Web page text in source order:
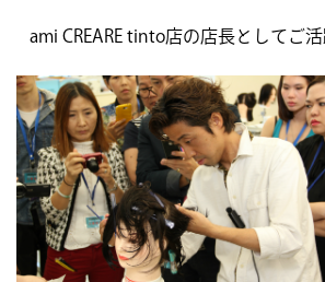
ami CREARE tinto店の店長としてご活